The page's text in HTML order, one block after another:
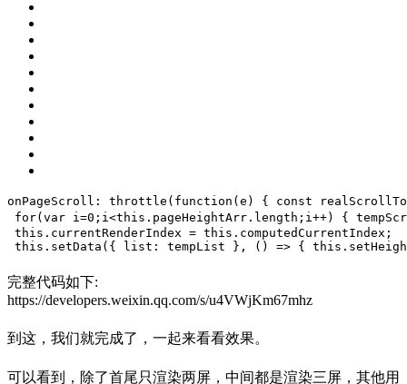
onPageScroll: throttle(function(e) { const
for( var i=0 ;i<this .pageHeightArr.length;i++) {
this .currentRenderIndex = this .computedCurrentIndex;
this .setData({ list: tempList }, () => { this
完整代码如下:
https://developers.weixin.qq.com/s/u4VWjKm67mhz
到这，我们就完成了，一起来看看效果。
可以看到，除了首尾只渲染两屏，中间都是渲染三屏，其他用